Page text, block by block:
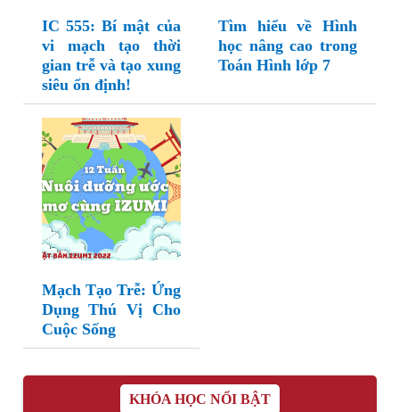
IC 555: Bí mật của
vi mạch tạo thời
gian trễ và tạo xung
siêu ổn định!
Tìm hiểu về Hình
học nâng cao trong
Toán Hình lớp 7
Mạch Tạo Trễ: Ứng
Dụng Thú Vị Cho
Cuộc Sống
KHÓA HỌC NỔI BẬT